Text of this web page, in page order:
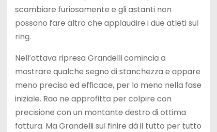
scambiare furiosamente e gli astanti non
possono fare altro che applaudire i due atleti sul
ring.
Nell’ottava ripresa Grandelli comincia a
mostrare qualche segno di stanchezza e appare
meno preciso ed efficace, per lo meno nella fase
iniziale. Rao ne approfitta per colpire con
precisione con un montante destro di ottima
fattura. Ma Grandelli sul finire dà il tutto per tutto